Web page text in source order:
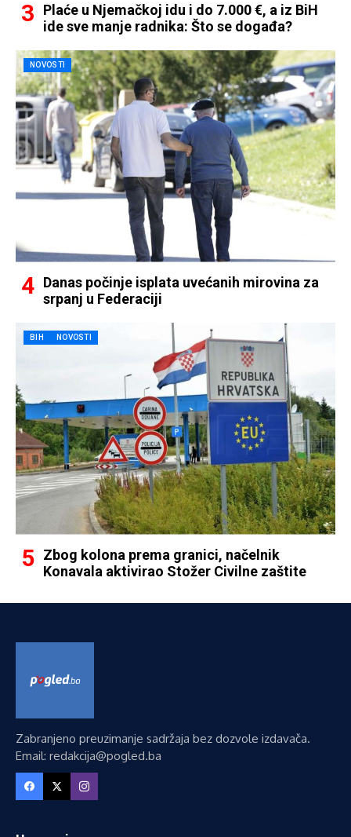
Plaće u Njemačkoj idu i do 7.000 €, a iz BiH
ide sve manje radnika: Što se događa?
NOVOSTI
Danas počinje isplata uvećanih mirovina za
srpanj u Federaciji
BIH NOVOSTI
Zbog kolona prema granici, načelnik
Konavala aktivirao Stožer Civilne zaštite
Zabranjeno preuzimanje sadržaja bez dozvole izdavača.
Email: redakcija@pogled.ba